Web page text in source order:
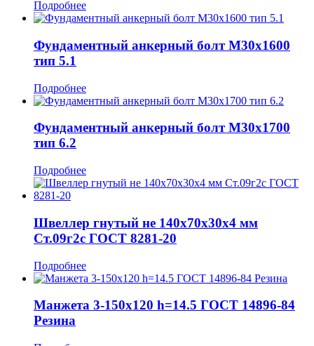
Подробнее
Фундаментный анкерный болт М30x1600
тип 5.1
Подробнее
Фундаментный анкерный болт М30x1700
тип 6.2
Подробнее
Швеллер гнутый не 140x70x30x4 мм
Ст.09г2с ГОСТ 8281-20
Подробнее
Манжета 3-150x120 h=14.5 ГОСТ 14896-84
Резина